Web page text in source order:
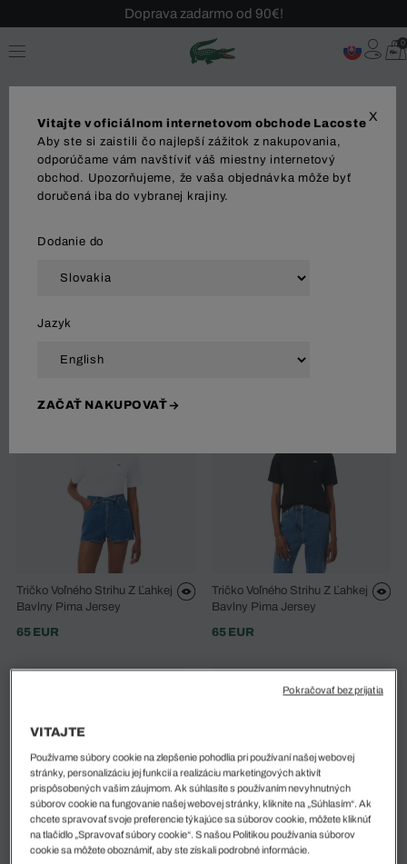
Sezónny výpredaj až -40 %!
Bezplatné vrátenie!
0
Tričká a blúzky
124 Výsledok
Tričko Voľného Strihu Z Ľahkej
Bavlny Pima Jersey
65 EUR
Tričko Voľného Strihu Z Ľahkej
Bavlny Pima Jersey
65 EUR
X
Vitajte v oficiálnom internetovom obchode Lacoste
Aby ste si zaistili čo najlepší zážitok z nakupovania,
odporúčame vám navštíviť váš miestny internetový
obchod. Upozorňujeme, že vaša objednávka môže byť
doručená iba do vybranej krajiny.
Dodanie do
Jazyk
ZAČAŤ NAKUPOVAŤ
VITAJTE
Používame súbory cookie na zlepšenie pohodlia pri používaní našej webovej
stránky, personalizáciu jej funkcií a realizáciu marketingových aktivít
prispôsobených vašim záujmom. Ak súhlasíte s používaním nevyhnutných
súborov cookie na fungovanie našej webovej stránky, kliknite na „Súhlasím“. Ak
chcete spravovať svoje preferencie týkajúce sa súborov cookie, môžete kliknúť
na tlačidlo „Spravovať súbory cookie“. S našou Politikou používania súborov
cookie sa môžete oboznámiť, aby ste získali podrobné informácie.
Pokračovať bez prijatia